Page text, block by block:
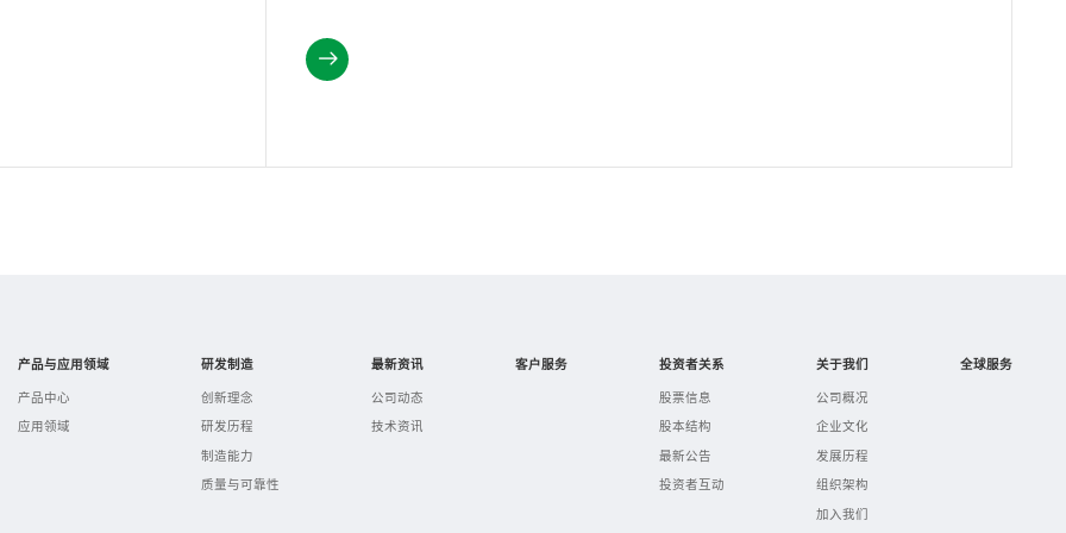
产品与应用领域
产品中心
应用领域
研发制造
创新理念
研发历程
制造能力
质量与可靠性
最新资讯
公司动态
技术资讯
客户服务 投资者关系
股票信息
股本结构
最新公告
投资者互动
关于我们
公司概况
企业文化
发展历程
组织架构
加入我们
全球服务